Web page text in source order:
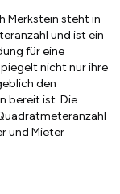
Merkstein steht in
und ist ein
für eine
nicht nur ihre
den
bereit ist. Die
und Mieter